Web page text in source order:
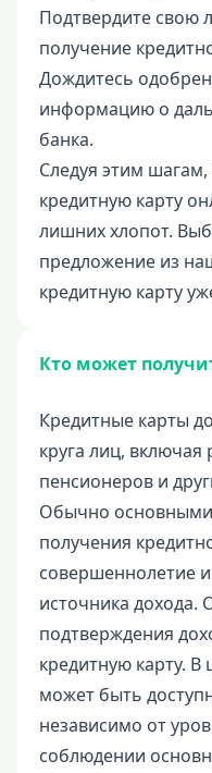
Подтвердите свою
получение
Дождитесь
информацию о
банка.
Следуя этим
кредитную карту
лишних хлопот.
предложение из
кредитную карту
Кто может
Кредитные карты
круга лиц,
пенсионеров и
Обычно
получения
совершеннолетие
источника дохода.
подтверждения
кредитную карту. В
может быть
независимо от
соблюдении